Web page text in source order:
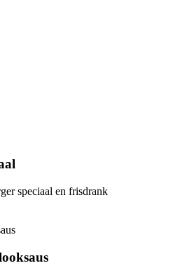
speciaal en frisdrank